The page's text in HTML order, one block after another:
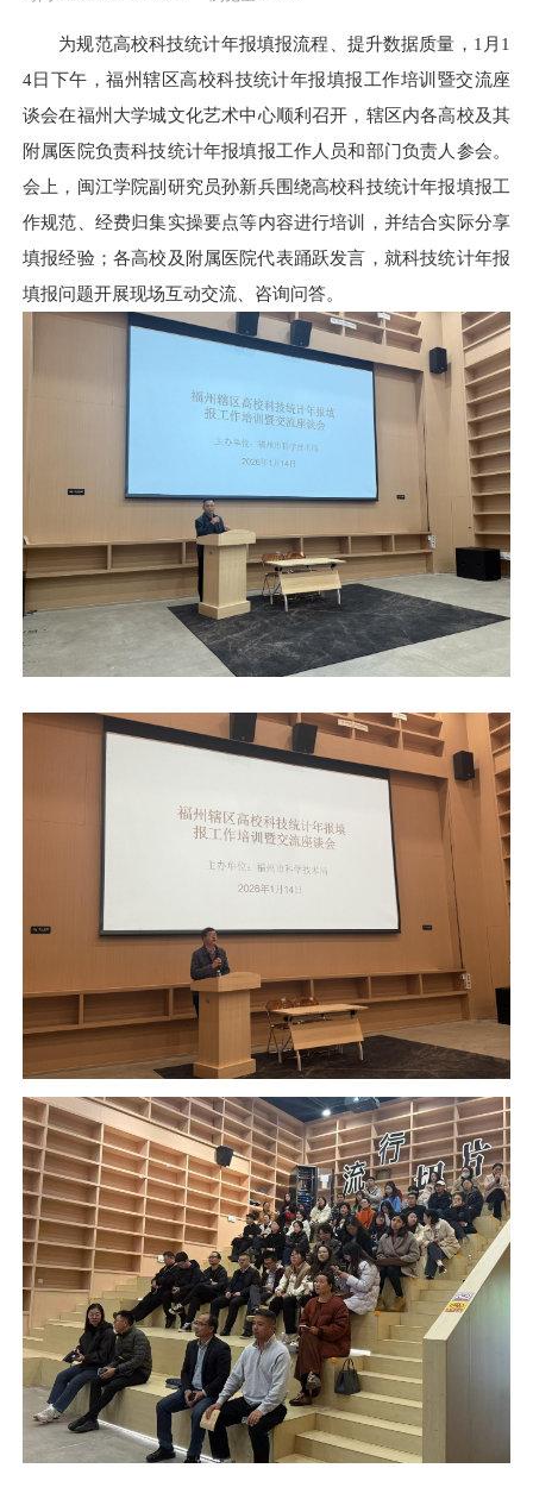
为规范高校科技统计年报填报流程、提升数据质量，1月1
4日下午，福州辖区高校科技统计年报填报工作培训暨交流座
谈会在福州大学城文化艺术中心顺利召开，辖区内各高校及其
附属医院负责科技统计年报填报工作人员和部门负责人参会。
会上，闽江学院副研究员孙新兵围绕高校科技统计年报填报工
作规范、经费归集实操要点等内容进行培训，并结合实际分享
填报经验；各高校及附属医院代表踊跃发言，就科技统计年报
填报问题开展现场互动交流、咨询问答。